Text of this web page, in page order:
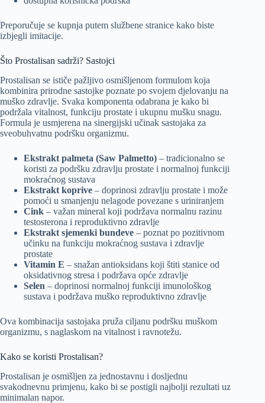
Preporučuje se kupnja putem službene stranice kako biste
izbjegli imitacije.
Što Prostalisan sadrži? Sastojci
Prostalisan se ističe pažljivo osmišljenom formulom koja
kombinira prirodne sastojke poznate po svojem djelovanju na
muško zdravlje. Svaka komponenta odabrana je kako bi
podržala vitalnost, funkciju prostate i ukupnu mušku snagu.
Formula je usmjerena na sinergijski učinak sastojaka za
sveobuhvatnu podršku organizmu.
Ekstrakt palmeta (Saw Palmetto) – tradicionalno se
koristi za podršku zdravlju prostate i normalnoj funkciji
mokraćnog sustava
Ekstrakt koprive – doprinosi zdravlju prostate i može
pomoći u smanjenju nelagode povezane s uriniranjem
Cink – važan mineral koji podržava normalnu razinu
testosterona i reproduktivno zdravlje
Ekstrakt sjemenki bundeve – poznat po pozitivnom
učinku na funkciju mokraćnog sustava i zdravlje
prostate
Vitamin E – snažan antioksidans koji štiti stanice od
oksidativnog stresa i podržava opće zdravlje
Selen – doprinosi normalnoj funkciji imunološkog
sustava i podržava muško reproduktivno zdravlje
Ova kombinacija sastojaka pruža ciljanu podršku muškom
organizmu, s naglaskom na vitalnost i ravnotežu.
Kako se koristi Prostalisan?
Prostalisan je osmišljen za jednostavnu i dosljednu
svakodnevnu primjenu, kako bi se postigli najbolji rezultati uz
minimalan napor.